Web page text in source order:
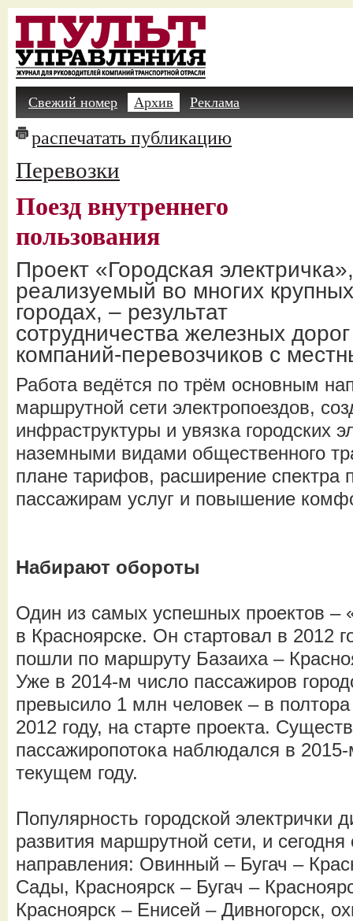
Свежий номер Архив Реклама
распечатать публикацию
Перевозки
Поезд внутреннего
пользования
Проект «Городская электричка»,
реализуемый во многих крупных
городах, – результат
сотрудничества железных
компаний-перевозчиков с
Работа ведётся по трём основным
маршрутной сети электропоездов,
инфраструктуры и увязка городских
наземными видами общественного
плане тарифов, расширение спектра
пассажирам услуг и повышение
Набирают обороты
Один из самых успешных проектов –
в Красноярске. Он стартовал в 2012
пошли по маршруту Базаиха –
Уже в 2014-м число пассажиров
превысило 1 млн человек – в
2012 году, на старте проекта.
пассажиропотока наблюдался в
текущем году.
Популярность городской электрички
развития маршрутной сети, и
направления: Овинный – Бугач –
Сады, Красноярск – Бугач –
Красноярск – Енисей – Дивногорск,